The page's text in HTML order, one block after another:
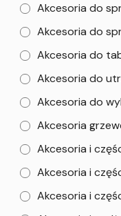
Akcesoria do
Akcesoria do
Akcesoria do
Akcesoria do
Akcesoria do
Akcesoria
Akcesoria i
Akcesoria i
Akcesoria i